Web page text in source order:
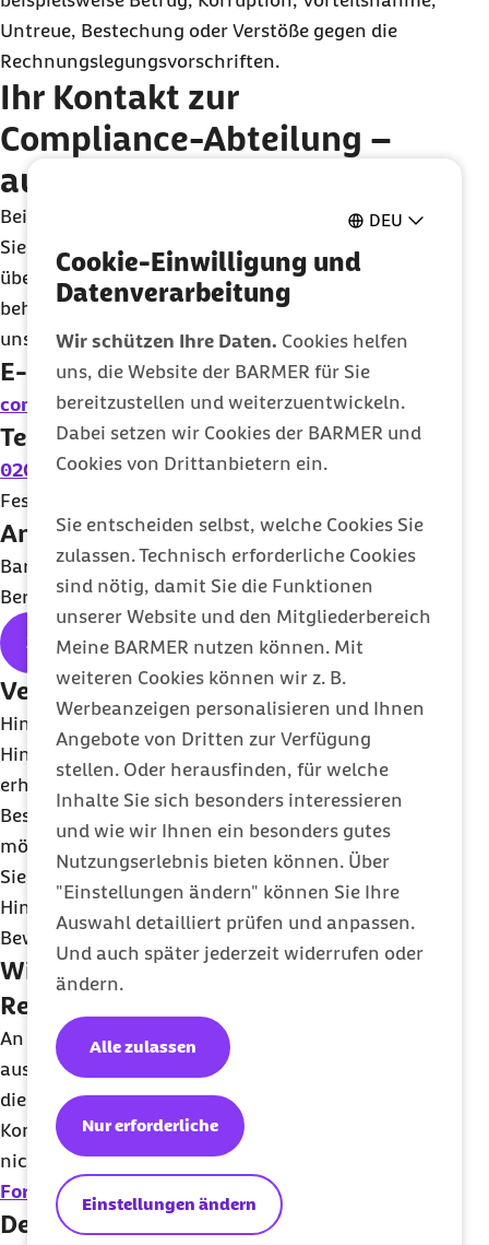
DEU
Cookie-Einwilligung und
Datenverarbeitung
Wir schützen Ihre Daten. Cookies helfen
uns, die Website der BARMER für Sie
bereitzustellen und weiterzuentwickeln.
Dabei setzen wir Cookies der BARMER und
Cookies von Drittanbietern ein.
Sie entscheiden selbst, welche Cookies Sie
zulassen. Technisch erforderliche Cookies
sind nötig, damit Sie die Funktionen
unserer Website und den Mitgliederbereich
Meine BARMER nutzen können. Mit
weiteren Cookies können wir z. B.
Werbeanzeigen personalisieren und Ihnen
Angebote von Dritten zur Verfügung
stellen. Oder herausfinden, für welche
Inhalte Sie sich besonders interessieren
und wie wir Ihnen ein besonders gutes
Nutzungserlebnis bieten können. Über
"Einstellungen ändern" können Sie Ihre
Auswahl detailliert prüfen und anpassen.
Und auch später jederzeit widerrufen oder
ändern.
Einstellungen ändern
Nur erforderliche
Alle zulassen
Untreue, Bestechung oder Verstöße gegen die
Rechnungslegungsvorschriften.
Ihr Kontakt zur
Compliance-Abteilung –
auf Wunsch auch anonym
Bei Verdacht auf schwere Regelverstöße können
Sie uns konkrete und begründete Hinweise dazu
über unterschiedliche Kanäle geben. Wir
behandeln alle Hinweise vertraulich - egal, wie sie
uns erreichen.
E-Mail
compliance@barmer.de
Telefon
0202 568 992 244 (Anrufe aus den deutschen
Fest- und Mobilfunknetzen sind für Sie kostenfrei.)
Anschrift
Barmer,Compliance, Postfach 110704, 10837
Berlin.
Zum Online-Hinweissystem
Verdacht genau beschreiben
Hinweisgeber können über das externe
Hinweissystem mit der Barmer kommunizieren. Sie
erhalten Zugang zu einem anonymen Postfach.
Beschreiben Sie darin Ihren Verdacht so genau wie
möglich. Falls Ihnen Unterlagen vorliegen, fügen
Sie diese bitte bei. Nur ausreichend konkrete
Hinweise und Beweise helfen bei der
Beweisführung und können etwas bewirken.
Wir kümmern uns gezielt um
Regelverstöße
An die AbteilungCompliance
ausschließlich Regelverstöße. Für Beschwerden an
die Barmer ist das Online-Hinweissystem oder die
Kontaktmöglichkeiten zum Bereich
nicht geeignet. Hierzu nutzen Sie bitte das
Formular für Komplimente und Beschwerden
Der Barmer Verhaltenskodex